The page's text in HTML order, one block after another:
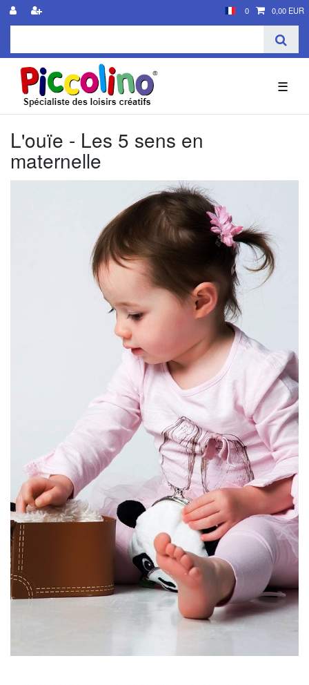
0 0,00 EUR
☰
L'ouïe - Les 5 sens en
maternelle